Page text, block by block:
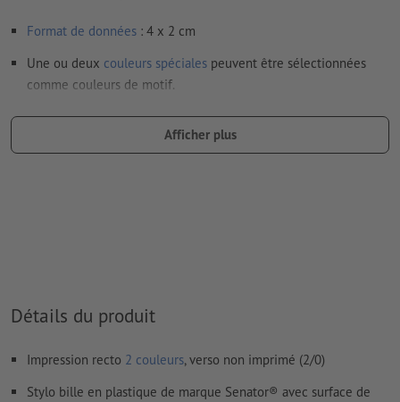
Format de données : 4 x 2 cm
Une ou deux couleurs spéciales peuvent être sélectionnées
comme couleurs de motif.
Nommez les champs de couleurs avec la couleur cible de
l’espace couleur Pantone FORMULA GUIDE Solid Coated (p.
ex. « Pantone 286 C »).
en cas decouleur blanche
Le PDF « prêt à l’impression » ne peut contenir que des
vecteurs ; les images et modèles JPEG ou TIFF ne
Afficher plus
Détails du produit
Impression recto 2 couleurs, verso non imprimé (2/0)
Stylo bille en plastique de marque Senator® avec surface de